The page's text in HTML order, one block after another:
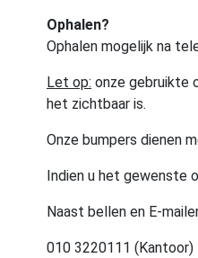
Ophalen?
Ophalen mogelijk na
Let op: onze gebruikte
het zichtbaar is.
Onze bumpers dienen
Indien u het gewenste
Naast bellen en E-
010 3220111 (Kantoor)